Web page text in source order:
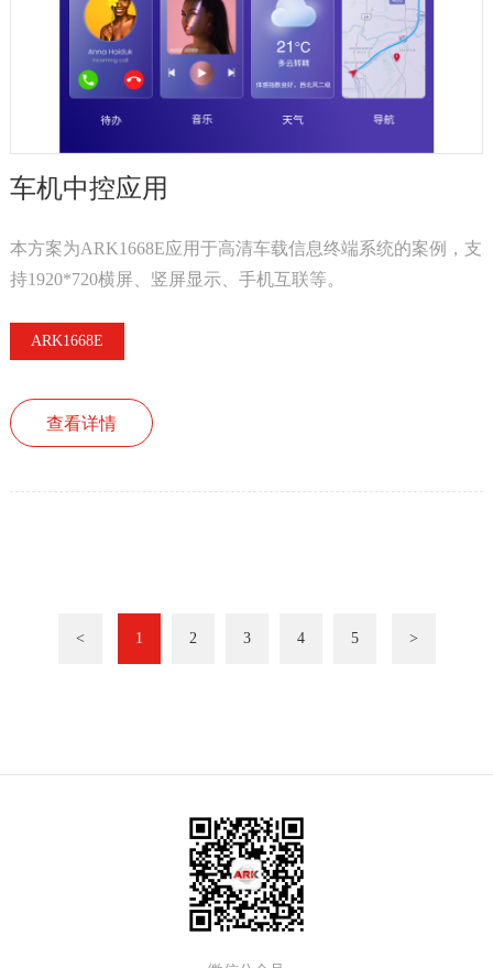
车机中控应用
本方案为ARK1668E应用于高清车载信息终端系统的案例，支
持1920*720横屏、竖屏显示、手机互联等。
ARK1668E
查看详情
< 1 2 3 4 5 >